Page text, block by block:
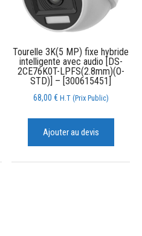
Tourelle 3K(5 MP) fixe hybride
intelligente avec audio [DS-
2CE76K0T-LPFS(2.8mm)(O-
STD)] – [300615451]
68,00 € H.T (Prix Public)
Ajouter au devis